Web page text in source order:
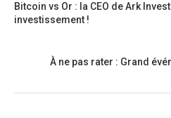
Bitcoin vs Or : la CEO de Ark
investissement !
À ne pas rater : Grand